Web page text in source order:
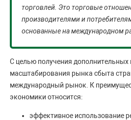
торговлей. Это торговые
производителями и
основанные на международном
С целью получения дополнительных
масштабирования рынка сбыта
международный рынок. К
экономики относится:
эффективное использование